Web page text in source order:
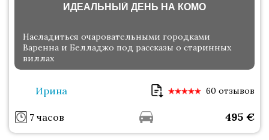
ИДЕАЛЬНЫЙ ДЕНЬ НА КОМО
Насладиться очаровательными городками
Варенна и Белладжо под рассказы о старинных
виллах
Ирина 60 отзывов
7 часов 495 €